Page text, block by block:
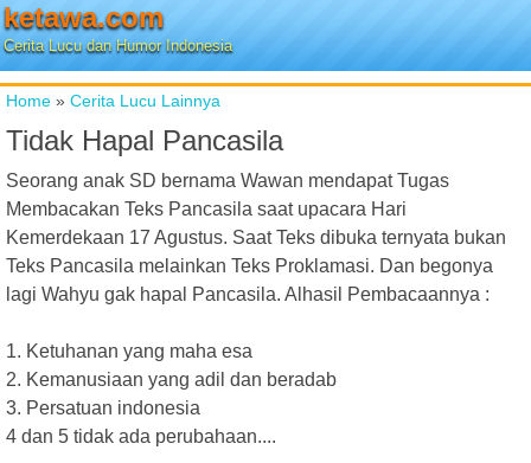
ketawa.com
Cerita Lucu dan Humor Indonesia
Home » Cerita Lucu Lainnya
Tidak Hapal Pancasila
Seorang anak SD bernama Wawan mendapat Tugas
Membacakan Teks Pancasila saat upacara Hari
Kemerdekaan 17 Agustus. Saat Teks dibuka ternyata bukan
Teks Pancasila melainkan Teks Proklamasi. Dan begonya
lagi Wahyu gak hapal Pancasila. Alhasil Pembacaannya :
1. Ketuhanan yang maha esa
2. Kemanusiaan yang adil dan beradab
3. Persatuan indonesia
4 dan 5 tidak ada perubahaan....